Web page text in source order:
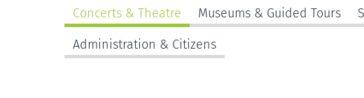
Concerts & Theatre Museums & Guided Tours
Administration & Citizens